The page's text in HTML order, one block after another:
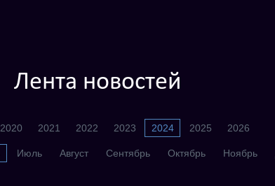
Лента новостей
2020 2021 2022 2023 2024 2025 2026
Июль Август Сентябрь Октябрь Ноябрь